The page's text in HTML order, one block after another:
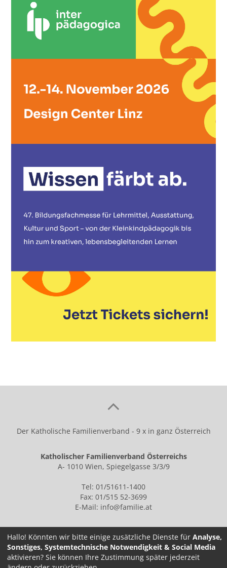
Der Katholische Familienverband - 9 x in ganz Österreich
Katholischer Familienverband Österreichs
A- 1010 Wien, Spiegelgasse 3/3/9
Tel: 01/51611-1400
Fax: 01/515 52-3699
E-Mail: info@familie.at
IMPRESSUM
Hallo! Könnten wir bitte einige zusätzliche Dienste für Analyse,
Sonstiges, Systemtechnische Notwendigkeit & Social Media
aktivieren? Sie können Ihre Zustimmung später jederzeit